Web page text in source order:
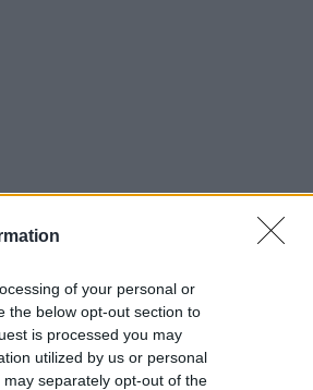
of your personal or
the below opt-out section to
is processed you may
utilized by us or personal
separately opt-out of the